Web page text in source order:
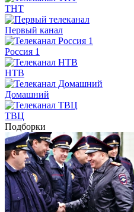
ТНТ
Первый канал
Россия 1
НТВ
Домашний
ТВЦ
Подборки